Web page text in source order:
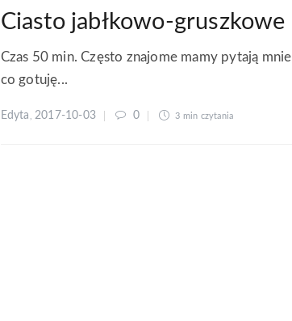
Ciasto jabłkowo-gruszkowe
Czas 50 min. Często znajome mamy pytają mnie
co gotuję...
Edyta 2017-10-03 0 3 min czytania